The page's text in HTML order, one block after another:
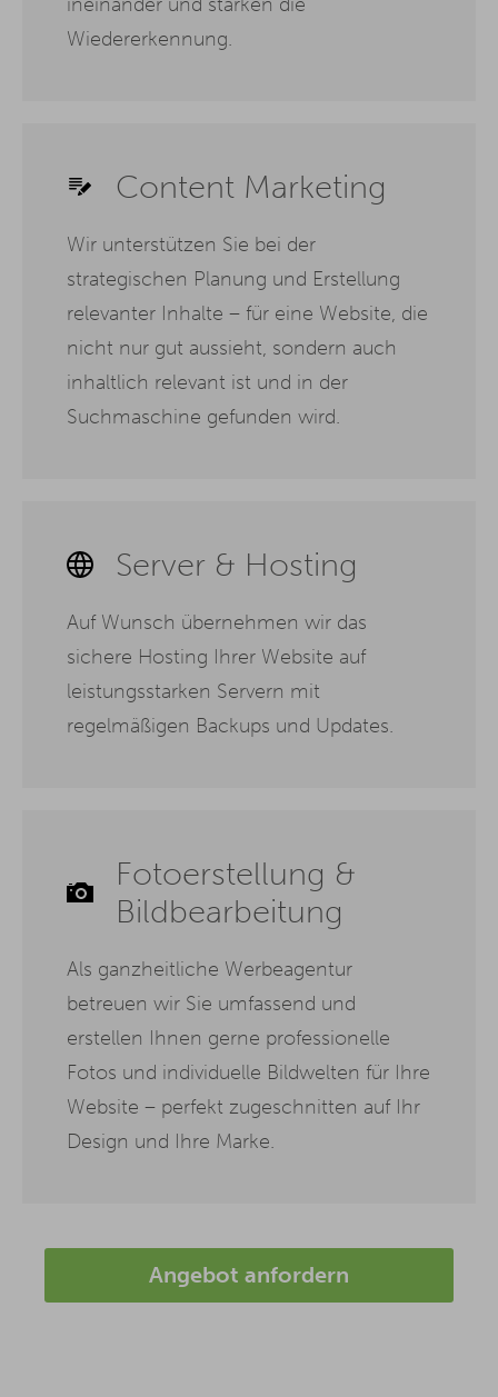
Wiedererkennung.
Content Marketing
Wir unterstützen Sie bei der
strategischen Planung und Erstellung
relevanter Inhalte – für eine Website, die
nicht nur gut aussieht, sondern auch
inhaltlich relevant ist und in der
Suchmaschine gefunden wird.
Server & Hosting
Auf Wunsch übernehmen wir das
sichere Hosting Ihrer Website auf
leistungsstarken Servern mit
regelmäßigen Backups und Updates.
Fotoerstellung &
Bildbearbeitung
Als ganzheitliche Werbeagentur
betreuen wir Sie umfassend und
erstellen Ihnen gerne professionelle
Fotos und individuelle Bildwelten für Ihre
Website – perfekt zugeschnitten auf Ihr
Design und Ihre Marke.
Angebot anfordern